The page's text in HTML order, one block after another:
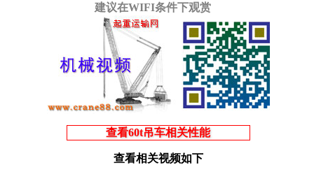
建议在WIFI条件下观赏
查看60t吊车相关性能
查看相关视频如下